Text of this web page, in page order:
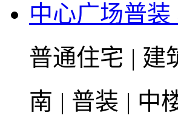
中心广场普装
普通住宅 | 建
南 | 普装 | 中